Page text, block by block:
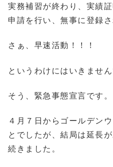
実務補習が終わり、実績
申請を行い、無事に登録さ
さぁ、早速活動！！！
というわけにはいきませ
そう、緊急事態宣言です。
４月７日からゴールデン
とでしたが、結局は延長
続きました。